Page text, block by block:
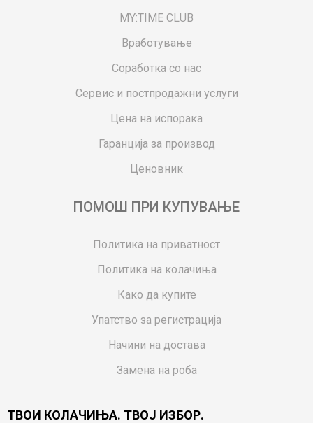
MY:TIME CLUB
Вработување
Соработка со нас
Сервис и постпродажни услуги
Цена на испорака
Гаранција за производ
Ценовник
ПОМОШ ПРИ КУПУВАЊЕ
Политика на приватност
Политика на колачиња
Како да купите
Упатство за регистрација
Начини на достава
Замена на роба
ТВОИ КОЛАЧИЊА. ТВОЈ ИЗБОР.